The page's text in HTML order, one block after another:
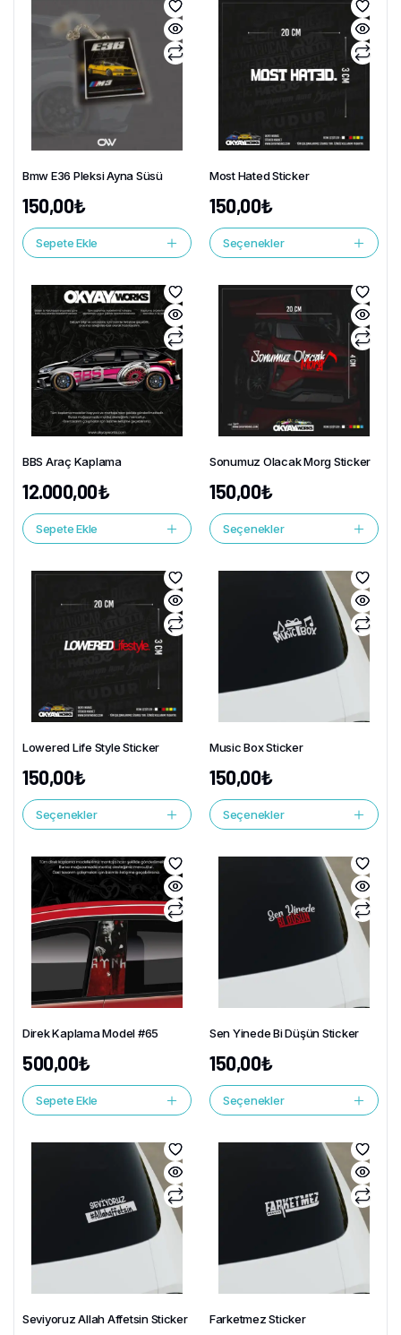
Bmw E36 Pleksi Ayna Süsü
150,00₺
Sepete Ekle
Most Hated Sticker
150,00₺
Seçenekler
BBS Araç Kaplama
12.000,00₺
Sepete Ekle
Sonumuz Olacak Morg Sticker
150,00₺
Seçenekler
Lowered Life Style Sticker
150,00₺
Seçenekler
Music Box Sticker
150,00₺
Seçenekler
Direk Kaplama Model #65
500,00₺
Sepete Ekle
Sen Yinede Bi Düşün Sticker
150,00₺
Seçenekler
Seviyoruz Allah Affetsin Sticker Farketmez Sticker